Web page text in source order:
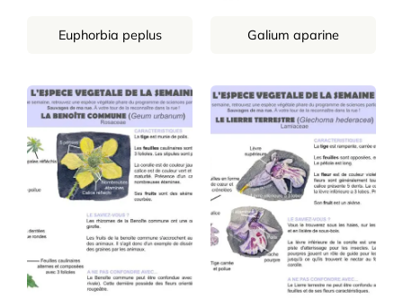
Euphorbia peplus Galium aparine